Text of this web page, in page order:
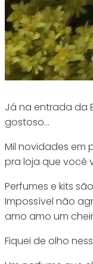
Já na entrada da
gostoso…
Mil novidades em
pra loja que você
Perfumes e kits
Impossível não
amo amo um
Fiquei de olho